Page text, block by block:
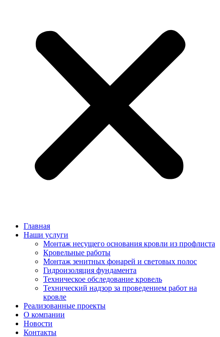
Главная
Наши услуги
Монтаж несущего основания кровли из профлиста
Кровельные работы
Монтаж зенитных фонарей и световых полос
Гидроизоляция фундамента
Техническое обследование кровель
Технический надзор за проведением работ на
кровле
Реализованные проекты
О компании
Новости
Контакты